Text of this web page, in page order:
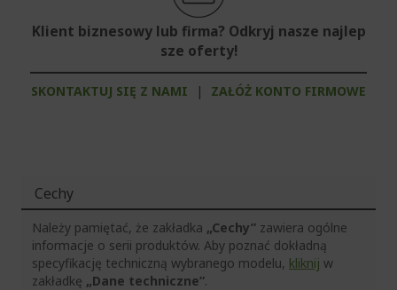
Klient biznesowy lub firma? Odkryj nasze najlep
sze oferty!
SKONTAKTUJ SIĘ Z NAMI | ZAŁÓŻ KONTO FIRMOWE
Cechy
Należy pamiętać, że zakładka „Cechy” zawiera ogólne
informacje o serii produktów. Aby poznać dokładną
specyfikację techniczną wybranego modelu, kliknij w
zakładkę „Dane techniczne”.